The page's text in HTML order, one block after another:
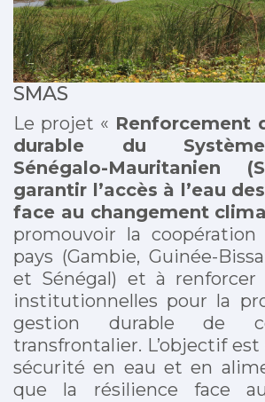
SMAS
Le projet « Renforcement
durable du
Sénégalo-Mauritanien
garantir l’accès à l’eau
face au changement
promouvoir la
pays (Gambie, Guinée-
et Sénégal) et à renforcer
institutionnelles pour la
gestion durable de
transfrontalier. L’objectif est
sécurité en eau et en
que la résilience face